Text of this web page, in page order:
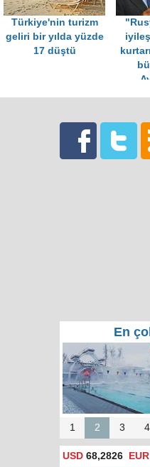
Türkiye'nin turizm
geliri bir yılda yüzde
17 düştü
En
1 2 3 4
USD 68,2826 EUR